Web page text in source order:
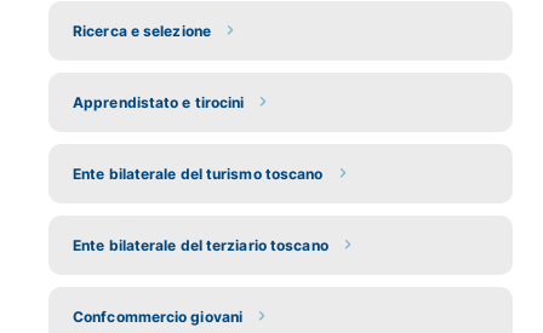
Ricerca e selezione
Apprendistato e tirocini
Ente bilaterale del turismo toscano
Ente bilaterale del terziario toscano
Confcommercio giovani